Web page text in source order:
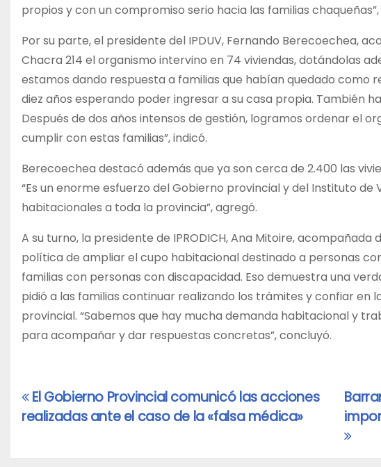
propios y con un compromiso serio hacia las familias chaqueñas”,
Por su parte, el presidente del IPDUV, Fernando Berecoechea,
Chacra 214 el organismo intervino en 74 viviendas, dotándolas
estamos dando respuesta a familias que habían quedado como
diez años esperando poder ingresar a su casa propia. También
Después de dos años intensos de gestión, logramos ordenar el
cumplir con estas familias”, indicó.
Berecoechea destacó además que ya son cerca de 2.400 las
“Es un enorme esfuerzo del Gobierno provincial y del Instituto
habitacionales a toda la provincia”, agregó.
A su turno, la presidente de IPRODICH, Ana Mitoire,
política de ampliar el cupo habitacional destinado a personas
familias con personas con discapacidad. Eso demuestra una
pidió a las familias continuar realizando los trámites y confiar en
provincial. “Sabemos que hay mucha demanda habitacional y
para acompañar y dar respuestas concretas”, concluyó.
Navegación
de
El Gobierno Provincial comunicó las acciones
realizadas ante el caso de la «falsa médica»